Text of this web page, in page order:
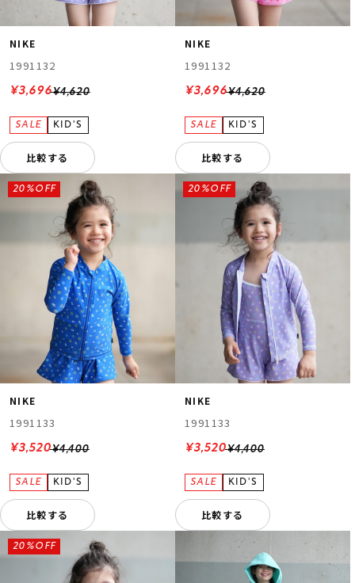
NIKE
1991132
¥4,620
¥3,696
比較する
NIKE
1991132
¥4,620
¥3,696
比較する
NIKE
1991133
¥4,400
20%OFF
¥3,520
比較する
NIKE
1991133
¥4,400
20%OFF
¥3,520
比較する
20%OFF